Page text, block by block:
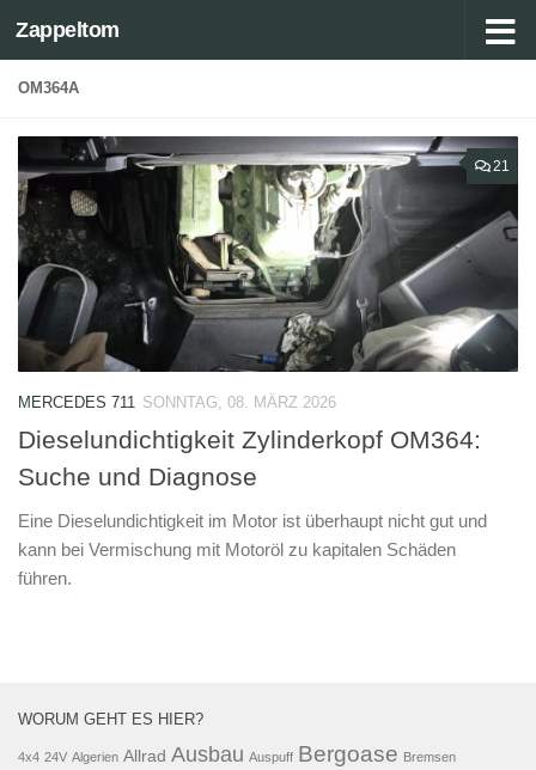
Zum Inhalt springen
Zappeltom
OM364A
21
MERCEDES 711 SONNTAG, 08. MÄRZ 2026
Dieselundichtigkeit Zylinderkopf OM364:
Suche und Diagnose
Eine Dieselundichtigkeit im Motor ist überhaupt nicht gut und
kann bei Vermischung mit Motoröl zu kapitalen Schäden
führen.
WORUM GEHT ES HIER?
4x4 24V Algerien Allrad Ausbau Auspuff Bergoase Bremsen